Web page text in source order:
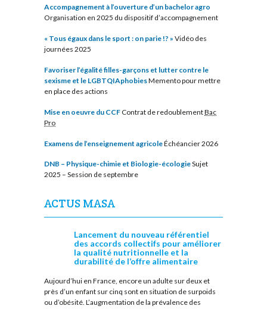
Accompagnement à l’ouverture d’un bachelor agro
Organisation en 2025 du dispositif d’accompagnement
« Tous égaux dans le sport : on parie !? » Vidéo des
journées 2025
Favoriser l’égalité filles-garçons et lutter contre le
sexisme et le LGBTQIAphobiesMemento pour mettre
en place des actions
Mise en oeuvre du CCF Contrat de redoublementBac
Pro
Examens de l’enseignement agricoleÉchéancier 2026
DNB – Physique-chimie et Biologie-écologieSujet
2025 – Session de septembre
ACTUS MASA
Lancement du nouveau référentiel
des accords collectifs pour améliorer
la qualité nutritionnelle et la
durabilité de l’offre alimentaire
Aujourd’hui en France, encore un adulte sur deux et
près d’un enfant sur cinq sont en situation de surpoids
ou d’obésité. L’augmentation de la prévalence des